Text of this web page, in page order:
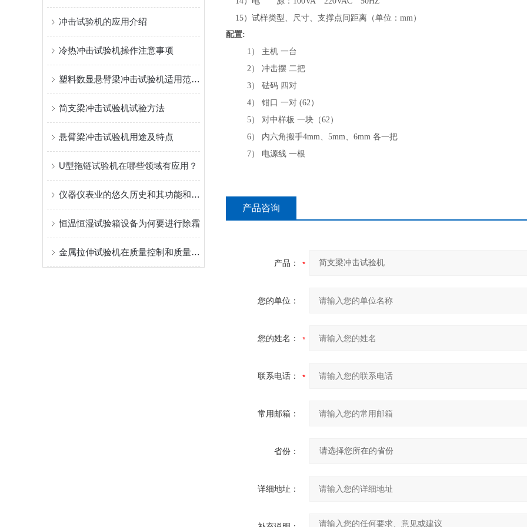
冲击试验机的应用介绍
冷热冲击试验机操作注意事项
塑料数显悬臂梁冲击试验机适用范围与注意事项
简支梁冲击试验机试验方法
悬臂梁冲击试验机用途及特点
U型拖链试验机在哪些领域有应用？
仪器仪表业的悠久历史和其功能和用途
恒温恒湿试验箱设备为何要进行除霜
金属拉伸试验机在质量控制和质量保证中的作用
15）试样类型、尺寸、支撑点间距离（单位： mm）
配置:
1 ） 主机 一台
2） 冲击摆 二把
3） 砝码 四对
4） 钳口 一对 (62）
5） 对中样板 一块（62）
6） 内六角搬手4mm、 5mm、 6mm 各一把
7） 电源线 一根
产品咨询
产品：
您的单位：
您的姓名：
联系电话：
常用邮箱：
省份：
详细地址：